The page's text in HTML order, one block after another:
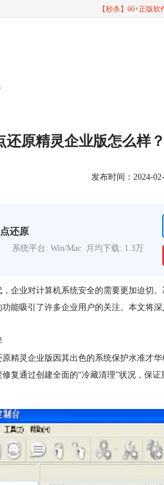
【秒杀】60+正版
还原精灵企业版怎么样
发布时间：2024-
还原
系统平台: Win/Mac 月均下载: 1.3万
业对计算机系统安全的需要更加迫切。
能吸引了许多企业用户的关注。本文将
灵企业版因其出色的系统保护水准才
复通过创建全面的“冷藏清理”状况，保